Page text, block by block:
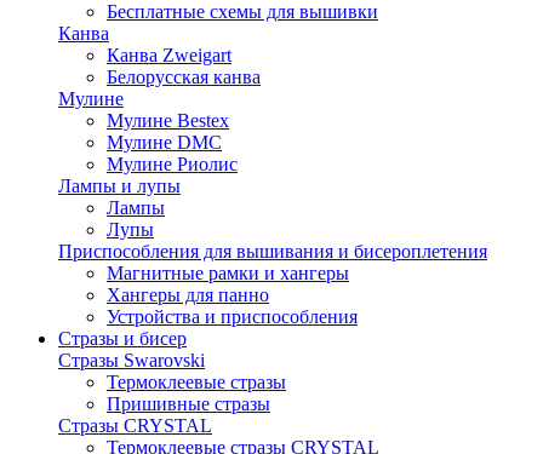
Бесплатные схемы для вышивки
Канва
Канва Zweigart
Белорусская канва
Мулине
Мулине Bestex
Мулине DMC
Мулине Риолис
Лампы и лупы
Лампы
Лупы
Приспособления для вышивания и бисероплетения
Магнитные рамки и хангеры
Хангеры для панно
Устройства и приспособления
Стразы и бисер
Стразы Swarovski
Термоклеевые стразы
Пришивные стразы
Стразы CRYSTAL
Термоклеевые стразы CRYSTAL